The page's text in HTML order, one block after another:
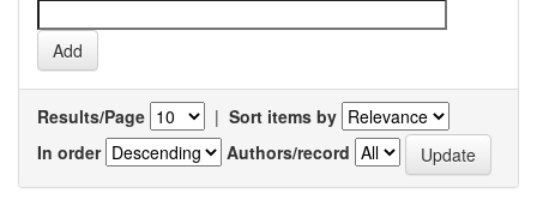
Results/Page | Sort items by
In order
Authors/record